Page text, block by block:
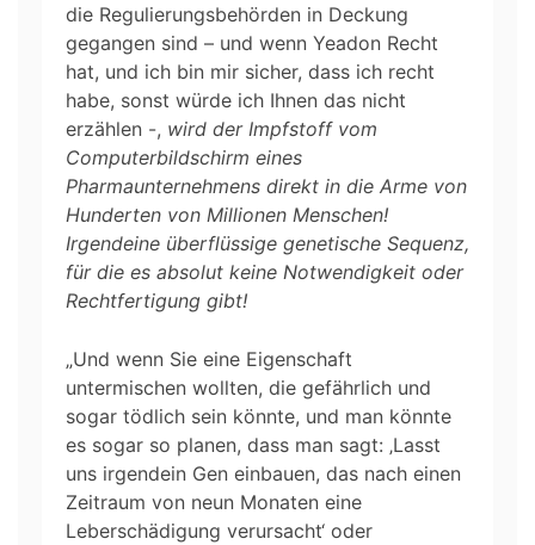
die Regulierungsbehörden in Deckung
gegangen sind – und wenn Yeadon Recht
hat, und ich bin mir sicher, dass ich recht
habe, sonst würde ich Ihnen das nicht
erzählen -, wird der Impfstoff vom
Computerbildschirm eines
Pharmaunternehmens direkt in die Arme von
Hunderten von Millionen Menschen!
Irgendeine überflüssige genetische Sequenz,
für die es absolut keine Notwendigkeit oder
Rechtfertigung gibt!
„Und wenn Sie eine Eigenschaft
untermischen wollten, die gefährlich und
sogar tödlich sein könnte, und man könnte
es sogar so planen, dass man sagt: ‚Lasst
uns irgendein Gen einbauen, das nach einen
Zeitraum von neun Monaten eine
Leberschädigung verursacht‘ oder